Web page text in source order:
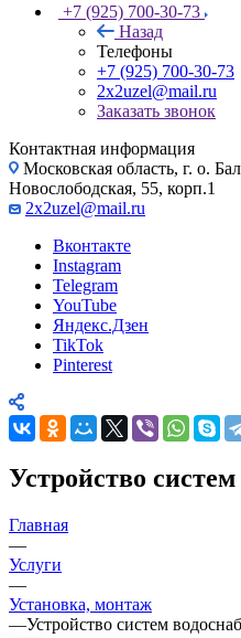
+7 (925) 700-30-73
Назад
Телефоны
+7 (925) 700-30-73
2x2uzel@mail.ru
Заказать звонок
Контактная информация
Московская область, г. о.
Новослободская, 55, корп.1
2x2uzel@mail.ru
Вконтакте
Instagram
Telegram
YouTube
Яндекс.Дзен
TikTok
Pinterest
Устройство
Главная
—
Услуги
—
Установка, монтаж
—Устройство систем